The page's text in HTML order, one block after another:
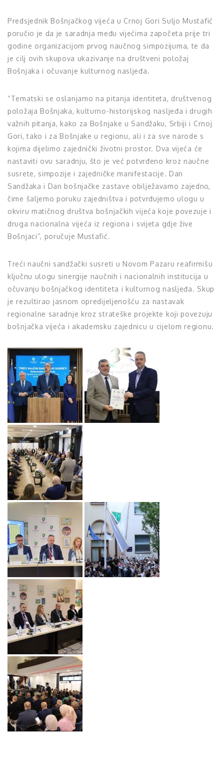
Predsjednik Bošnjačkog vijeća u Crnoj Gori Suljo Mustafić
poručio je da je saradnja među vijećima započeta prije tri
godine organizacijom prvog naučnog simpozijuma, te da
je cilj ovih skupova ukazivanje na društveni položaj
Bošnjaka i očuvanje kulturnog nasljeđa.
“Tematski se oslanjamo na pitanja identiteta, društvenog
položaja Bošnjaka, kulturno-historijskog nasljeđa i drugih
važnih pitanja, kako za Bošnjake u Sandžaku, Srbiji i Crnoj
Gori, tako i za Bošnjake u regionu, ali i za sve narode s
kojima dijelimo zajednički životni prostor. Dva vijeća će
nastaviti ovu saradnju, što je već potvrđeno kroz naučne
susrete, simpozije i zajedničke manifestacije. Dan
Sandžaka i Dan bošnjačke zastave obilježavamo zajedno,
čime šaljemo poruku zajedništva i potvrđujemo ulogu u
okviru matičnog društva bošnjačkih vijeća koje povezuje i
druga nacionalna vijeća iz regiona i svijeta gdje žive
Bošnjaci”, poručuje Mustafić.
Treći naučni sandžački susreti u Novom Pazaru reafirmišu
ključnu ulogu sinergije naučnih i nacionalnih institucija u
očuvanju bošnjačkog identiteta i kulturnog nasljeđa. Skup
je rezultirao jasnom opredijeljenošću za nastavak
regionalne saradnje kroz strateške projekte koji povezuju
bošnjačka vijeća i akademsku zajednicu u cijelom regionu.